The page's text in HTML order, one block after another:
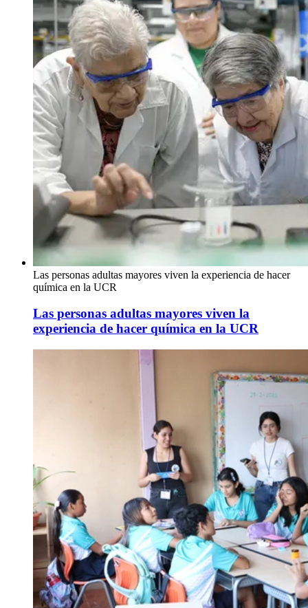
Las personas adultas mayores viven la experiencia de hacer
química en la UCR
Las personas adultas mayores viven la
experiencia de hacer química en la UCR